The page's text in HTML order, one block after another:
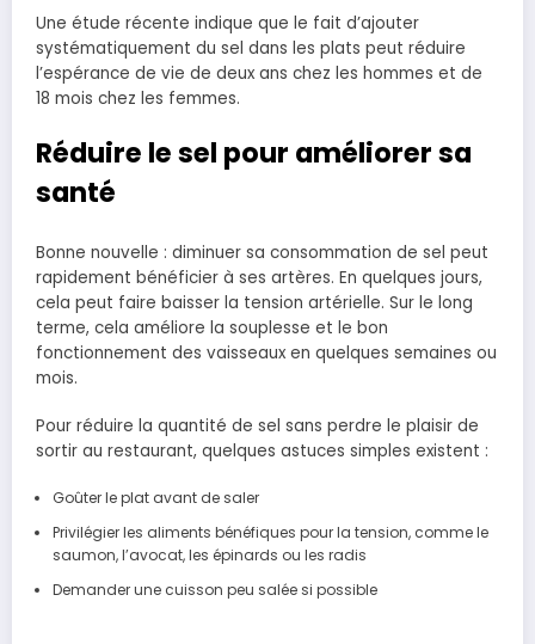
Une étude récente indique que le fait d’ajouter
systématiquement du sel dans les plats peut réduire
l’espérance de vie de deux ans chez les hommes et de
18 mois chez les femmes.
Réduire le sel pour améliorer sa
santé
Bonne nouvelle : diminuer sa consommation de sel peut
rapidement bénéficier à ses artères. En quelques jours,
cela peut faire baisser la tension artérielle. Sur le long
terme, cela améliore la souplesse et le bon
fonctionnement des vaisseaux en quelques semaines ou
mois.
Pour réduire la quantité de sel sans perdre le plaisir de
sortir au restaurant, quelques astuces simples existent :
Goûter le plat avant de saler
Privilégier les aliments bénéfiques pour la tension, comme le
saumon, l’avocat, les épinards ou les radis
Demander une cuisson peu salée si possible